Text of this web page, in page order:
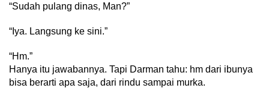
“Sudah pulang dinas, Man?”
“Iya. Langsung ke sini.”
“Hm.”
Hanya itu jawabannya. Tapi Darman tahu: hm dari ibunya
bisa berarti apa saja, dari rindu sampai murka.